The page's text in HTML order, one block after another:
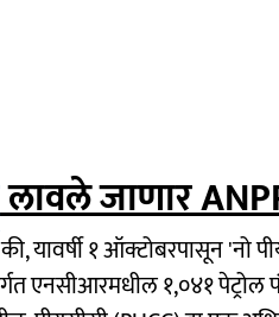
लावले जाणार
यावर्षी १ ऑक्टोबरपासून 'नो
एनसीआरमधील १,०४१